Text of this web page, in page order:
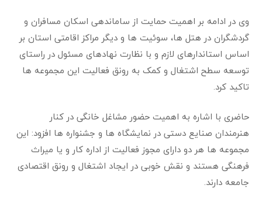
وی در ادامه بر اهمیت حمایت از ساماندهی اسکان مسافران و
گردشگران در هتل ها، سوئیت ها و دیگر مراکز اقامتی استان بر
اساس استاندارهای لازم و با نظارت نهادهای مسئول در راستای
توسعه سطح اشتغال و کمک به رونق فعالیت این مجموعه ها
تاکید کرد.
حاضری با اشاره به اهمیت حضور مشاغل خانگی در کنار
هنرمندان صنایع دستی در نمایشگاه ها و جشنواره ها افزود: این
مجموعه ها هر دو دارای مجوز فعالیت از اداره کار و یا میراث
فرهنگی هستند و نقش خوبی در ایجاد اشتغال و رونق اقتصادی
جامعه دارند.